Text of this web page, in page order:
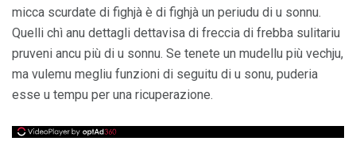
micca scurdate di fighjà è di fighjà un periudu di u sonnu.
Quelli chì anu dettagli dettavisa di freccia di frebba sulitariu
pruveni ancu più di u sonnu. Se tenete un mudellu più vechju,
ma vulemu megliu funzioni di seguitu di u sonu, puderia
esse u tempu per una ricuperazione.